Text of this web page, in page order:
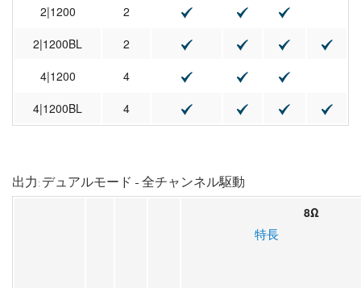
2|1200
2
2|1200BL
2
4|1200
4
4|1200BL
4
出力: デュアルモード - 全チャンネル駆動
8Ω
特長